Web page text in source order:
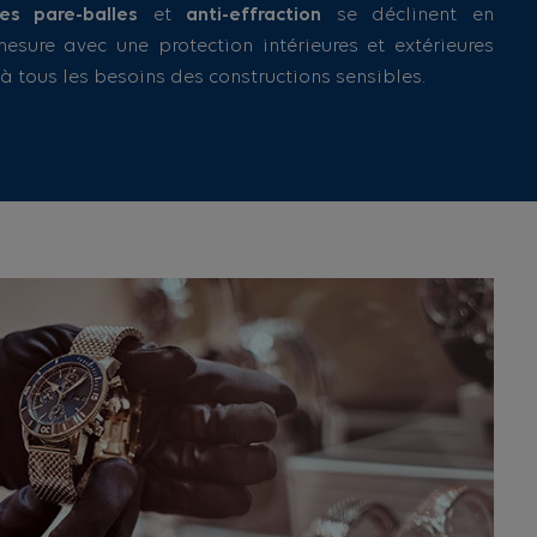
pare-balles et anti-effraction se déclinent en
avec une protection intérieures et extérieures
tous les besoins des constructions sensibles.